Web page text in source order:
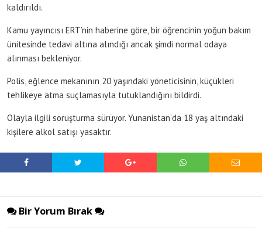
kaldırıldı.
Kamu yayıncısı ERT’nin haberine göre, bir öğrencinin yoğun bakım
ünitesinde tedavi altına alındığı ancak şimdi normal odaya
alınması bekleniyor.
Polis, eğlence mekanının 20 yaşındaki yöneticisinin, küçükleri
tehlikeye atma suçlamasıyla tutuklandığını bildirdi.
Olayla ilgili soruşturma sürüyor. Yunanistan’da 18 yaş altındaki
kişilere alkol satışı yasaktır.
Bir Yorum Bırak